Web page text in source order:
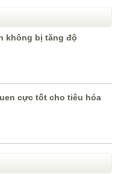
không bị tăng độ
cực tốt cho tiêu hóa